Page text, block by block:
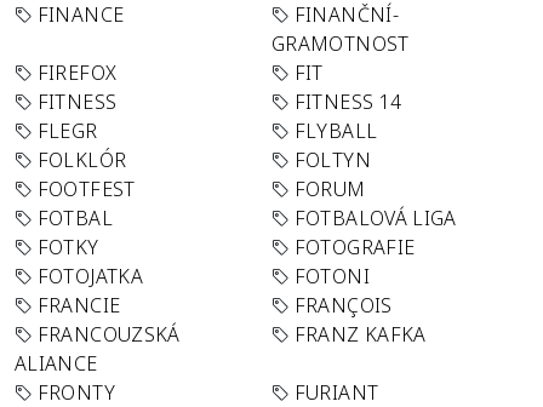
FINANCE
FINANČNÍ-
GRAMOTNOST
FIREFOX
FIT
FITNESS
FITNESS 14
FLEGR
FLYBALL
FOLKLÓR
FOLTYN
FOOTFEST
FORUM
FOTBAL
FOTBALOVÁ LIGA
FOTKY
FOTOGRAFIE
FOTOJATKA
FOTONI
FRANCIE
FRANÇOIS
FRANCOUZSKÁ
ALIANCE
FRANZ KAFKA
FRONTY
FURIANT